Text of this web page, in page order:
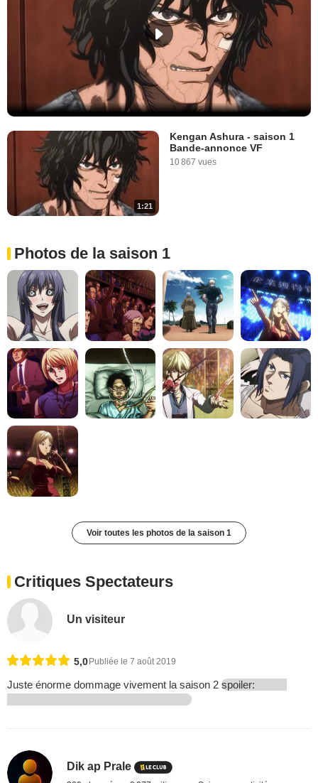
1:21
Kengan Ashura - saison 1
Bande-annonce VF
10 867 vues
Photos de la saison 1
Voir toutes les photos de la saison 1
Critiques Spectateurs
Un visiteur
5,0 Publiée le 7 août 2019
Juste énorme dommage vivement la saison 2 spoiler:
Dik ap Prale